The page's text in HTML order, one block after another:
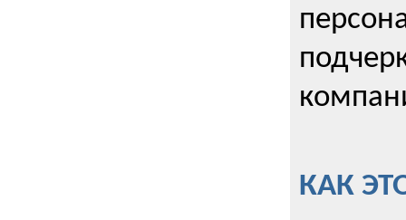
КАК